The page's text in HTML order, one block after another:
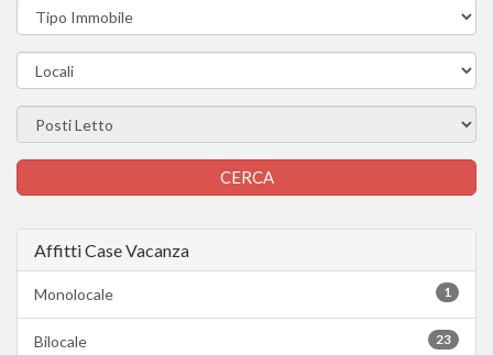
Affitti Case Vacanza
1
Monolocale
23
Bilocale